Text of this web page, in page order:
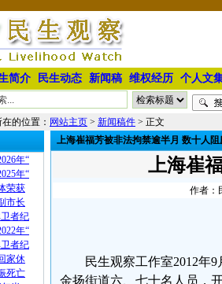
简介 民生动态 新闻稿 维权经历 个人文
的位置： 网站主页 > 新闻稿件 > 正文
年“
年“
荣获
市长
者纪
年“
者纪
家休
死亡
上海崔福芳被非法拘禁逾半月 数十人阻
上海崔
作者：
民生观察工作室2012年
金扬街道六、七十名人员，